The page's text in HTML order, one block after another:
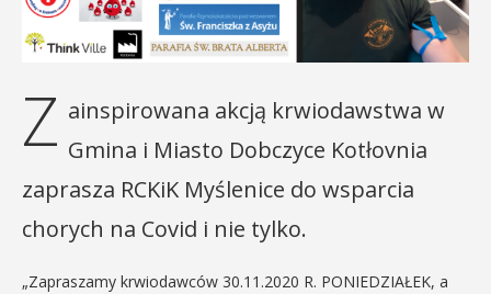
Z ainspirowana akcją krwiodawstwa w
Gmina i Miasto Dobczyce Kotłovnia
zaprasza RCKiK Myślenice do wsparcia
chorych na Covid i nie tylko.
„Zapraszamy krwiodawców 30.11.2020 R. PONIEDZIAŁEK, a